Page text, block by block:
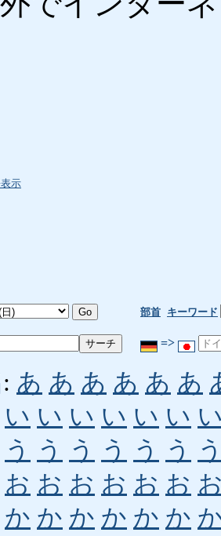
示
部首 キーワード
=>
: あ あ あ あ あ あ
い い い い い い
う う う う う う
お お お お お お
か か か か か か